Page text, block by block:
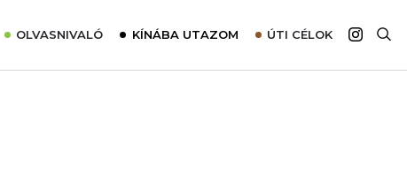
OLVASNIVALÓ KÍNÁBA UTAZOM ÚTI CÉLOK